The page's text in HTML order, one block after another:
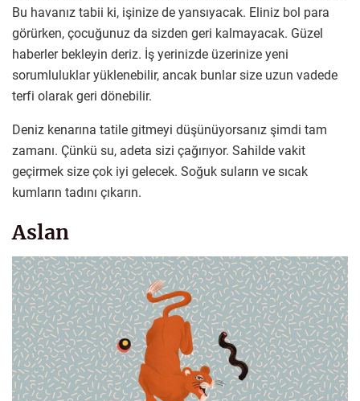
Bu havanız tabii ki, işinize de yansıyacak. Eliniz bol para
görürken, çocuğunuz da sizden geri kalmayacak. Güzel
haberler bekleyin deriz. İş yerinizde üzerinize yeni
sorumluluklar yüklenebilir, ancak bunlar size uzun vadede
terfi olarak geri dönebilir.
Deniz kenarına tatile gitmeyi düşünüyorsanız şimdi tam
zamanı. Çünkü su, adeta sizi çağırıyor. Sahilde vakit
geçirmek size çok iyi gelecek. Soğuk suların ve sıcak
kumların tadını çıkarın.
Aslan